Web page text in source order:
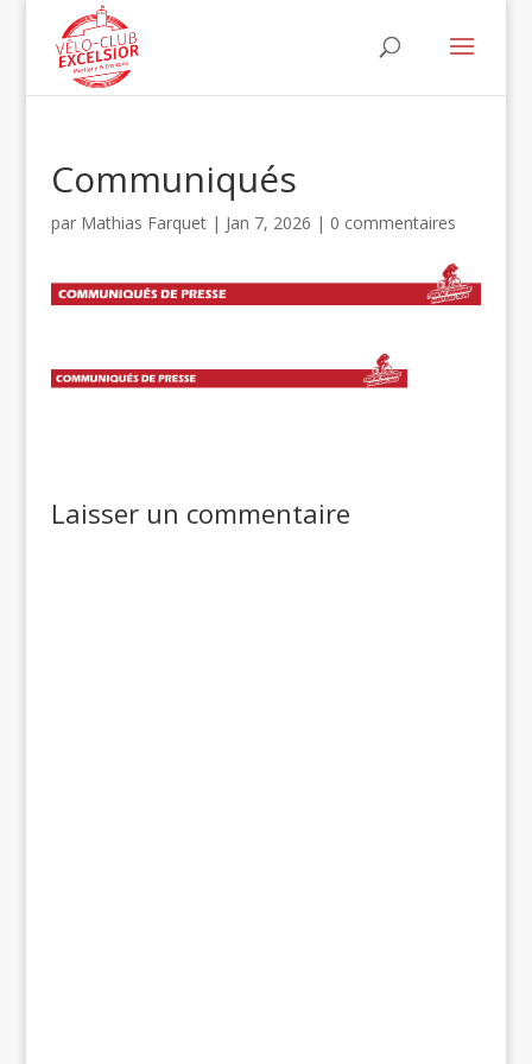
Communiqués
par Mathias Farquet| Jan 7, 2026 | 0 commentaires
Laisser un commentaire